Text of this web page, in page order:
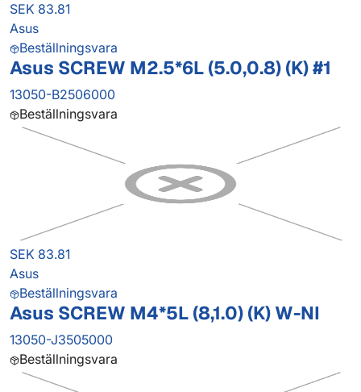
SEK 83.81
Asus
Beställningsvara
Asus SCREW M2.5*6L (5.0,0.8) (K) #1
13050-B2506000
Beställningsvara
SEK 83.81
Asus
Beställningsvara
Asus SCREW M4*5L (8,1.0) (K) W-NI
13050-J3505000
Beställningsvara